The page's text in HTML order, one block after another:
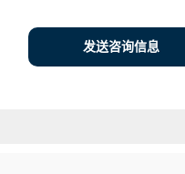
发送咨询信息